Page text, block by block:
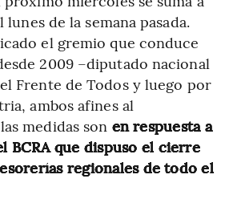
lunes de la semana pasada.
el gremio que conduce
2009 –diputado nacional
Frente de Todos y luego por
ambos afines al
medidas son en respuesta a
BCRA que dispuso el cierre
regionales de todo el